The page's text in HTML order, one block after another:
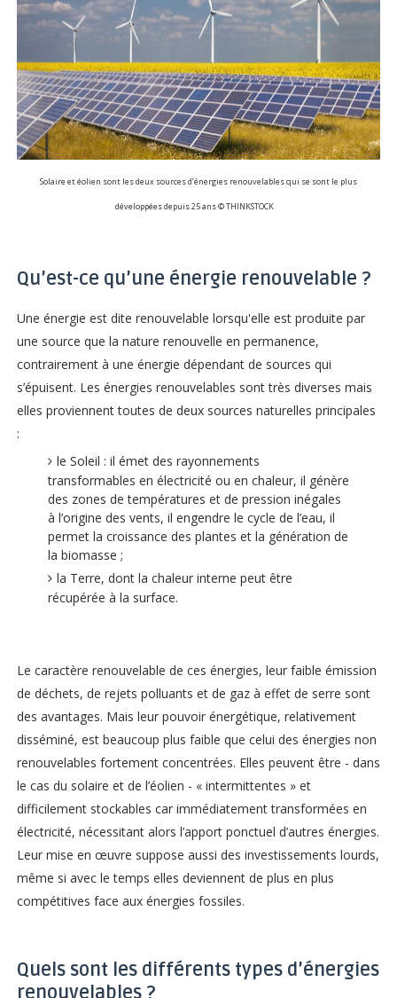
Solaire et éolien sont les deux sources d’énergies renouvelables qui se sont le plus
développées depuis 25 ans © THINKSTOCK
Qu’est-ce qu’une énergie renouvelable ?
Une énergie est dite renouvelable lorsqu'elle est produite par
une source que la nature renouvelle en permanence,
contrairement à une énergie dépendant de sources qui
s’épuisent. Les énergies renouvelables sont très diverses mais
elles proviennent toutes de deux sources naturelles principales
:
le Soleil : il émet des rayonnements
transformables en électricité ou en chaleur, il génère
des zones de températures et de pression inégales
à l’origine des vents, il engendre le cycle de l’eau, il
permet la croissance des plantes et la génération de
la biomasse ;
la Terre, dont la chaleur interne peut être
récupérée à la surface.
Le caractère renouvelable de ces énergies, leur faible émission
de déchets, de rejets polluants et de gaz à effet de serre sont
des avantages. Mais leur pouvoir énergétique, relativement
disséminé, est beaucoup plus faible que celui des énergies non
renouvelables fortement concentrées. Elles peuvent être - dans
le cas du solaire et de l’éolien - « intermittentes » et
difficilement stockables car immédiatement transformées en
électricité, nécessitant alors l’apport ponctuel d’autres énergies.
Leur mise en œuvre suppose aussi des investissements lourds,
même si avec le temps elles deviennent de plus en plus
compétitives face aux énergies fossiles.
Quels sont les différents types d’énergies
renouvelables ?